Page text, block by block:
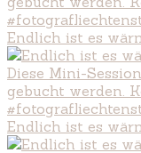
Endlich ist es
Endlich ist es